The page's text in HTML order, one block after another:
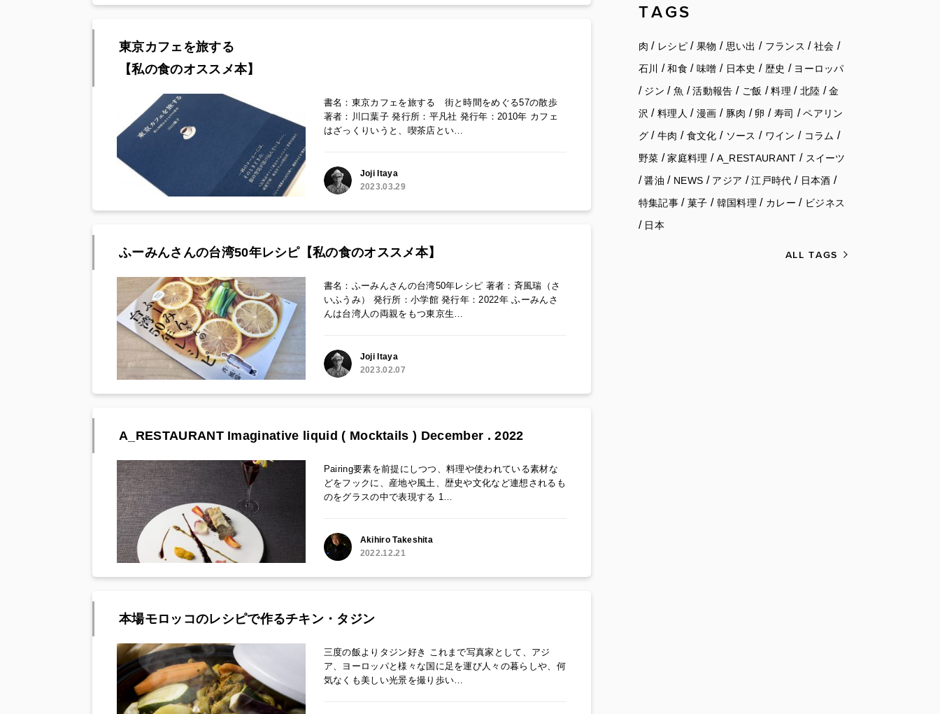
東京カフェを旅する
【私の食のオススメ本】
書名：東京カフェを旅する 街と時間をめぐる57の散歩
著者：川口葉子 発行所：平凡社 発行年：2010年 カフェ
はざっくりいうと、喫茶店とい…
Joji Itaya
2023.03.29
ふーみんさんの台湾50年レシピ【私の食のオススメ本】
書名：ふーみんさんの台湾50年レシピ 著者：斉風瑞（さ
いふうみ） 発行所：小学館 発行年：2022年 ふーみんさ
んは台湾人の両親をもつ東京生…
Joji Itaya
2023.02.07
A_RESTAURANT Imaginative liquid ( Mocktails ) December . 2022
Pairing要素を前提にしつつ、料理や使われている素材な
どをフックに、産地や風土、歴史や文化など連想されるも
のをグラスの中で表現する 1…
Akihiro Takeshita
2022.12.21
本場モロッコのレシピで作るチキン・タジン
三度の飯よりタジン好き これまで写真家として、アジ
ア、ヨーロッパと様々な国に足を運び人々の暮らしや、何
気なくも美しい光景を撮り歩い…
TAGS
肉 / レシピ /果物 / 思い出 / フランス / 社会 /
石川 /和食 /味噌 / 日本史 / 歴史 / ヨーロッパ
/ ジン /魚 /活動報告 / ご飯 /料理 / 北陸 /金
沢 /料理人 /漫画 / 豚肉 / 卵 / 寿司 /ペアリン
グ /牛肉 / 食文化 / ソース / ワイン / コラム /
野菜 /家庭料理 / A_RESTAURANT / スイーツ
/醤油 / NEWS / アジア /江戸時代 / 日本酒 /
特集記事 /菓子 / 韓国料理 / カレー / ビジネス
/ 日本
ALL TAGS